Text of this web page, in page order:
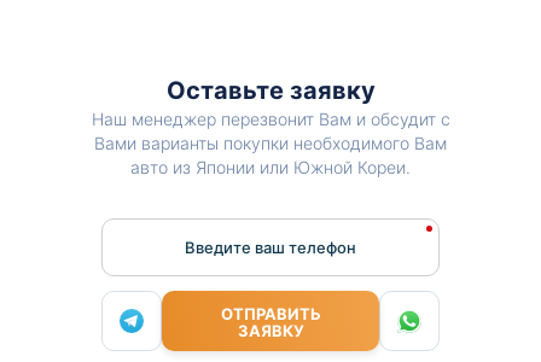
Оставьте заявку
Наш менеджер перезвонит Вам и обсудит с
Вами варианты покупки необходимого Вам
авто из Японии или Южной Кореи.
Введите ваш телефон
ОТПРАВИТЬ
ЗАЯВКУ